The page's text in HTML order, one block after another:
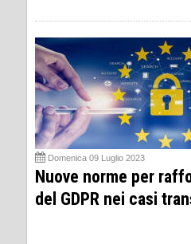
Domenica 09 Luglio 2023
Nuove norme per
del GDPR nei casi